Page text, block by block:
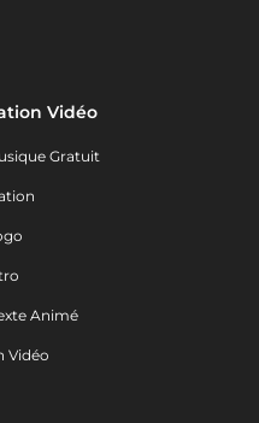
Vidéo
Gratuit
Animé
Vidéo